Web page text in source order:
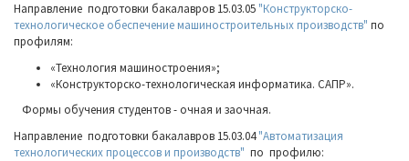
Направление подготовки бакалавров 15.03.05 "Конструкторско-
технологическое обеспечение машиностроительных производств" по
профилям:
«Технология машиностроения»;
«Конструкторско-технологическая информатика. САПР».
Формы обучения студентов - очная и заочная.
Направление подготовки бакалавров 15.03.04 "Автоматизация
технологических процессов и производств" по профилю: